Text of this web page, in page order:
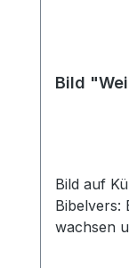
Bild
Bild auf
Bibelvers:
wachsen